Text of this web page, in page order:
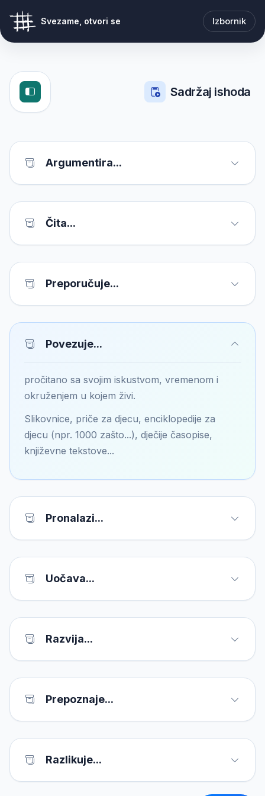
Svezame, otvori se Izbornik
Sadržaj ishoda
Argumentira...
Čita...
Preporučuje...
Povezuje...
pročitano sa svojim iskustvom, vremenom i
okruženjem u kojem živi.
Slikovnice, priče za djecu, enciklopedije za
djecu (npr. 1000 zašto...), dječije časopise,
književne tekstove...
Pronalazi...
Uočava...
Razvija...
Prepoznaje...
Razlikuje...